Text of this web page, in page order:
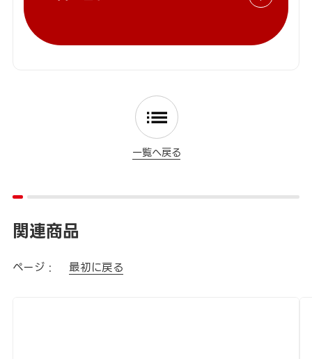
一覧へ戻る
関連商品
ページ : 最初に戻る